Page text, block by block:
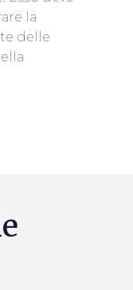
la
delle